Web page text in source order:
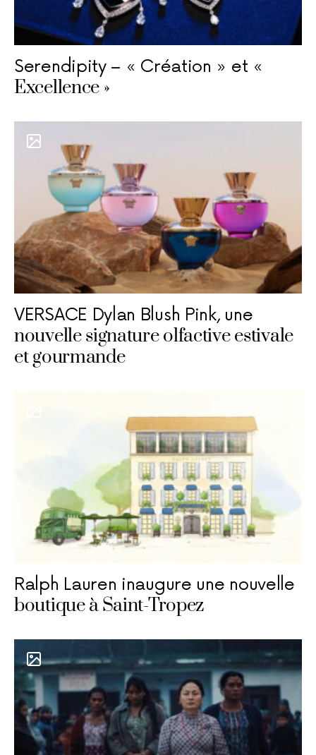
Serendipity – « Création » et «
Excellence »
VERSACE Dylan Blush Pink, une
nouvelle signature olfactive estivale
et gourmande
Ralph Lauren inaugure une nouvelle
boutique à Saint-Tropez